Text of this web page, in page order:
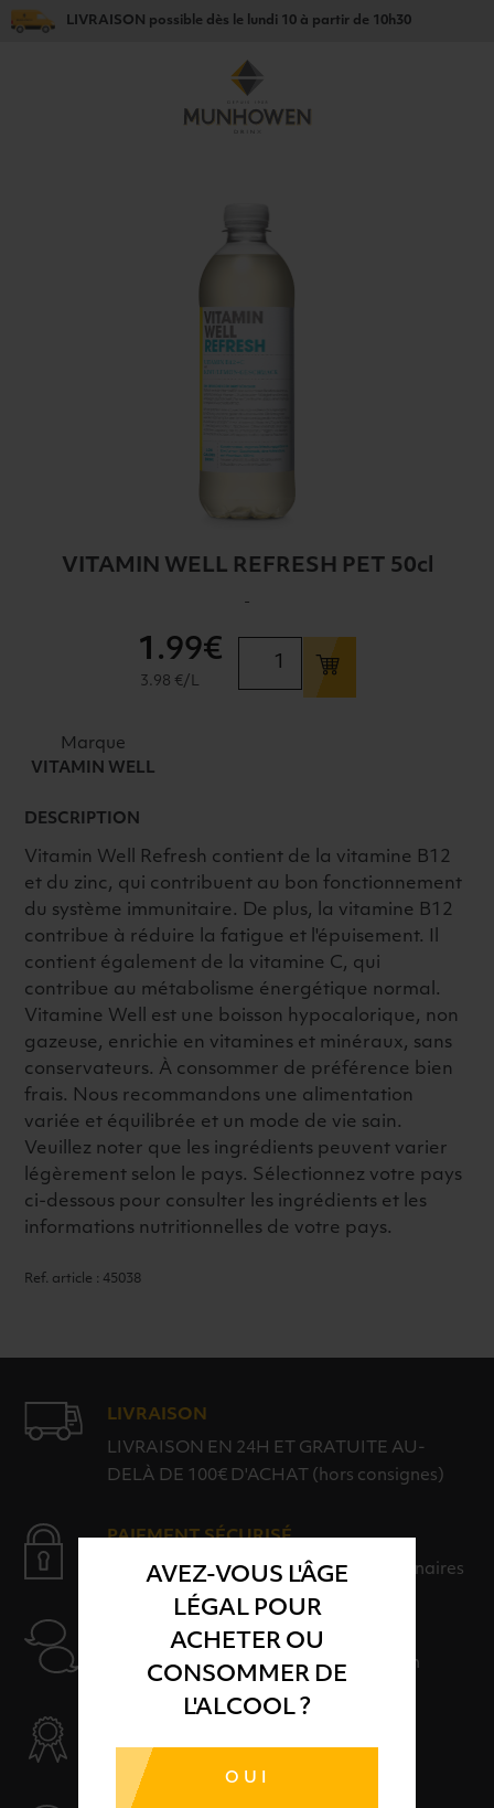
AVEZ-VOUS L'ÂGE
LÉGAL POUR
ACHETER OU
CONSOMMER DE
L'ALCOOL ?
OUI
LIVRAISON possible dès le lundi 10 à partir de 10h30
VITAMIN WELL REFRESH PET 50cl
-
VITAMIN
1 .99€
3.98 €/L
Marque
VITAMIN WELL
DESCRIPTION
Vitamin Well Refresh contient de la vitamine B12
et du zinc, qui contribuent au bon fonctionnement
du système immunitaire. De plus, la vitamine B12
contribue à réduire la fatigue et l'épuisement. Il
contient également de la vitamine C, qui
contribue au métabolisme énergétique normal.
Vitamine Well est une boisson hypocalorique, non
gazeuse, enrichie en vitamines et minéraux, sans
conservateurs. À consommer de préférence bien
frais. Nous recommandons une alimentation
variée et équilibrée et un mode de vie sain.
Veuillez noter que les ingrédients peuvent varier
légèrement selon le pays. Sélectionnez votre pays
ci-dessous pour consulter les ingrédients et les
informations nutritionnelles de votre pays.
Ref. article : 45038
LIVRAISON
LIVRAISON EN 24H ET GRATUITE AU-
DELÀ DE 100€ D'ACHAT (hors consignes)
PAIEMENT SÉCURISÉ
Payer en toute sérénité avec nos partenaires
Nos conseillers sont à votre disposition
Des produits sélectionnés avec soins